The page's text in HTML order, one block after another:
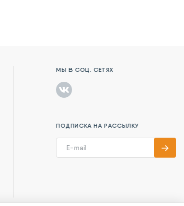
МЫ В СОЦ. СЕТЯХ
ПОДПИСКА НА РАССЫЛКУ